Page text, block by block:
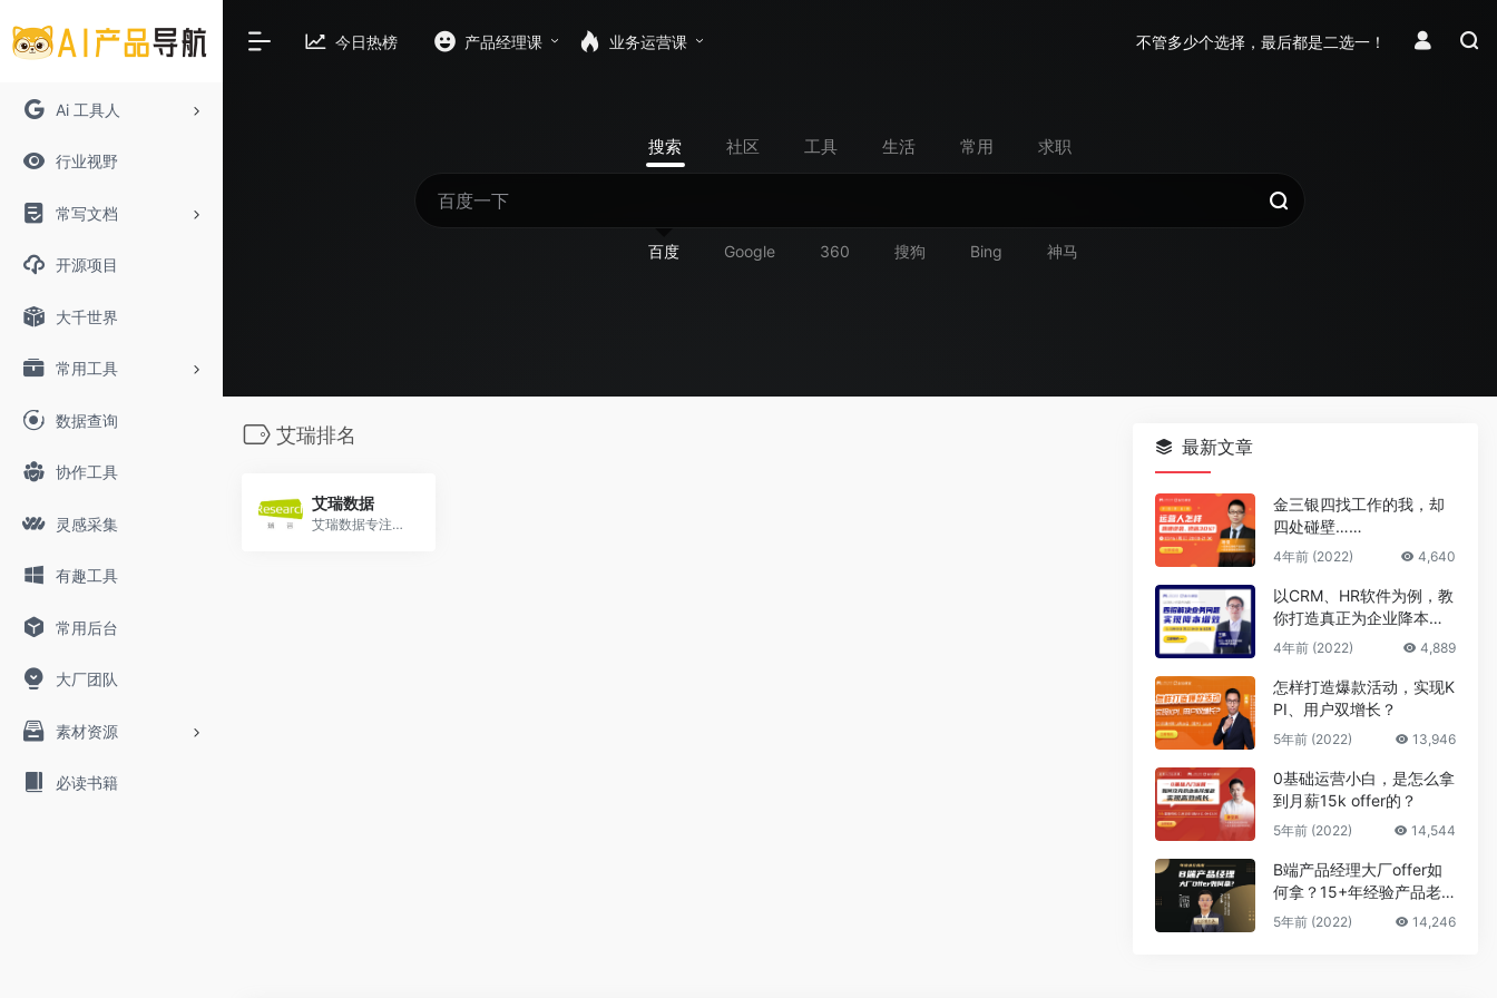
Ai 工具人
行业视野
常写文档
开源项目
大千世界
常用工具
数据查询
协作工具
灵感采集
有趣工具
常用后台
大厂团队
素材资源
必读书籍
今日热榜 产品经理课 业务运营课 不管多少个选择，最后都是二选一！
搜索 社区 工具 生活 常用 求职
百度 Google 360 搜狗 Bing 神马
艾瑞排名
艾瑞数据
艾瑞数据专注于互联网数据研...
最新文章
金三银四找工作的我，却
四处碰壁……
4年前 (2022) 4,640
以CRM、HR软件为例，教
你打造真正为企业降本增
效的B端产品
4年前 (2022) 4,889
怎样打造爆款活动，实现K
PI、用户双增长？
5年前 (2022) 13,946
0基础运营小白，是怎么拿
到月薪15k offer的？
5年前 (2022) 14,544
B端产品经理大厂offer如
何拿？15+年经验产品老
司机告诉你答案
5年前 (2022) 14,246